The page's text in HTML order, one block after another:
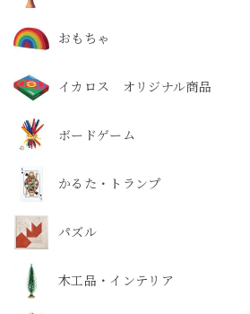
おもちゃ
イカロス オリジナル商品
ボードゲーム
かるた・トランプ
パズル
木工品・インテリア